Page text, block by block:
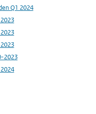
Q1 2024
2023